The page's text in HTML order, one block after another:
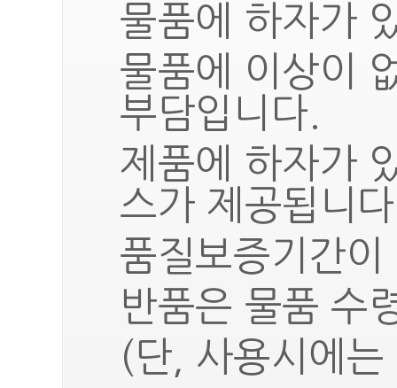
물품에 하자가
물품에 이상이
부담입니다.
제품에 하자가
스가 제공됩니
품질보증기간
반품은 물품 수
(단, 사용시에